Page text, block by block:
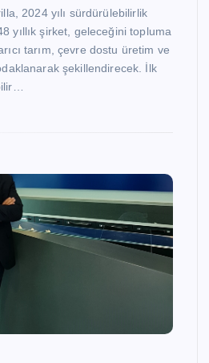
2024 yılı sürdürülebilirlik
yıllık şirket, geleceğini topluma
tarım, çevre dostu üretim ve
şekillendirecek. İlk